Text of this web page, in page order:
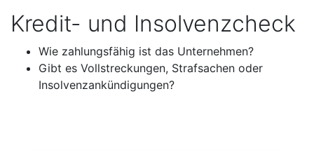
Kredit- und Insolvenzcheck
Wie zahlungsfähig ist das Unternehmen?
Gibt es Vollstreckungen, Strafsachen oder
Insolvenzankündigungen?